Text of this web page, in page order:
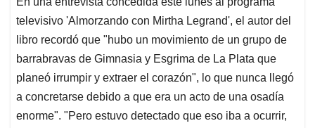
s
A
p
p
b
o
o
k
e
d
I
n
l
a
d
s
televisivo 'Almorzando con Mirtha Legrand', el autor del
libro recordó que "hubo un movimiento de un grupo de
barrabravas de Gimnasia y Esgrima de La Plata que
planeó irrumpir y extraer el corazón", lo que nunca llegó
a concretarse debido a que era un acto de una osadía
enorme". "Pero estuvo detectado que eso iba a ocurrir,